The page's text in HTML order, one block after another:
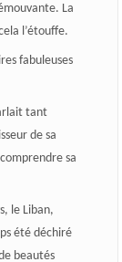
La
l’étouffe.
fabuleuses
tant
de sa
sa
le Liban,
été déchiré
beautés